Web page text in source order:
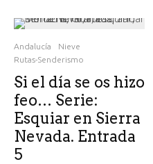
Andalucía
Nieve
Rutas-Senderismo
Si el día se os hizo
feo… Serie:
Esquiar en Sierra
Nevada. Entrada
5